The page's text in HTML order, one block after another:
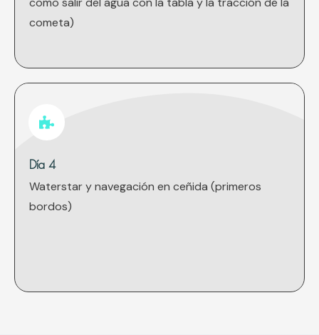
cometa)
Día 4
Waterstar y navegación en ceñida (primeros
bordos)